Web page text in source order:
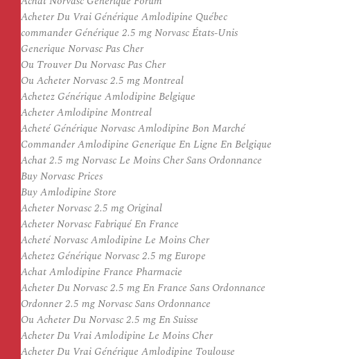
Acheter Du Vrai Générique Amlodipine Québec
commander Générique 2.5 mg Norvasc États-Unis
Generique Norvasc Pas Cher
Ou Trouver Du Norvasc Pas Cher
Ou Acheter Norvasc 2.5 mg Montreal
Achetez Générique Amlodipine Belgique
Acheter Amlodipine Montreal
Acheté Générique Norvasc Amlodipine Bon Marché
Commander Amlodipine Generique En Ligne En Belgique
Achat 2.5 mg Norvasc Le Moins Cher Sans Ordonnance
Buy Norvasc Prices
Buy Amlodipine Store
Acheter Norvasc 2.5 mg Original
Acheter Norvasc Fabriqué En France
Acheté Norvasc Amlodipine Le Moins Cher
Achetez Générique Norvasc 2.5 mg Europe
Achat Amlodipine France Pharmacie
Acheter Du Norvasc 2.5 mg En France Sans Ordonnance
Ordonner 2.5 mg Norvasc Sans Ordonnance
Ou Acheter Du Norvasc 2.5 mg En Suisse
Acheter Du Vrai Amlodipine Le Moins Cher
Acheter Du Vrai Générique Amlodipine Toulouse